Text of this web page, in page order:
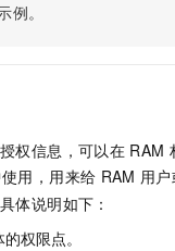
例。
权信息，可以在 RAM
用，用来给 RAM 用
体说明如下：
权限点。